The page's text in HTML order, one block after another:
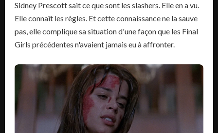
Sidney Prescott sait ce que sont les slashers. Elle en a vu.
Elle connaît les règles. Et cette connaissance ne la sauve
pas, elle complique sa situation d'une façon que les Final
Girls précédentes n'avaient jamais eu à affronter.